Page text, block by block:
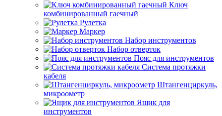
Ключ
комбинированный гаечный
Рулетка
Маркер
Набор инструментов
Набор отверток
Пояс для инструментов
Система протяжки
кабеля
Штангенциркуль,
микроометр
Ящик для
инструментов